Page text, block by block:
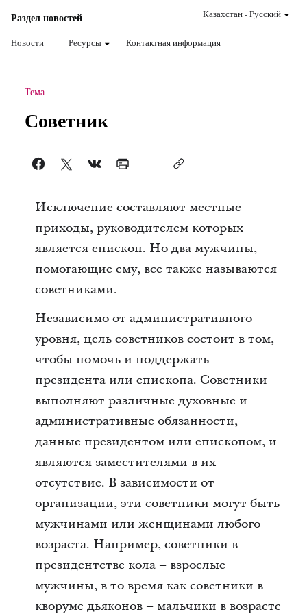
Раздел новостей
Новости Ресурсы Контактная информация
Казахстан-Pусский
Тема
Советник
Исключение составляют местные
приходы, руководителем которых
является епископ. Но два мужчины,
помогающие ему, все также называются
советниками.
Независимо от административного
уровня, цель советников состоит в том,
чтобы помочь и поддержать
президента или епископа. Советники
выполняют различные духовные и
административные обязанности,
данные президентом или епископом, и
являются заместителями в их
отсутствие. В зависимости от
организации, эти советники могут быть
мужчинами или женщинами любого
возраста. Например, советники в
президентстве кола – взрослые
мужчины, в то время как советники в
кворуме дьяконов – мальчики в возрасте